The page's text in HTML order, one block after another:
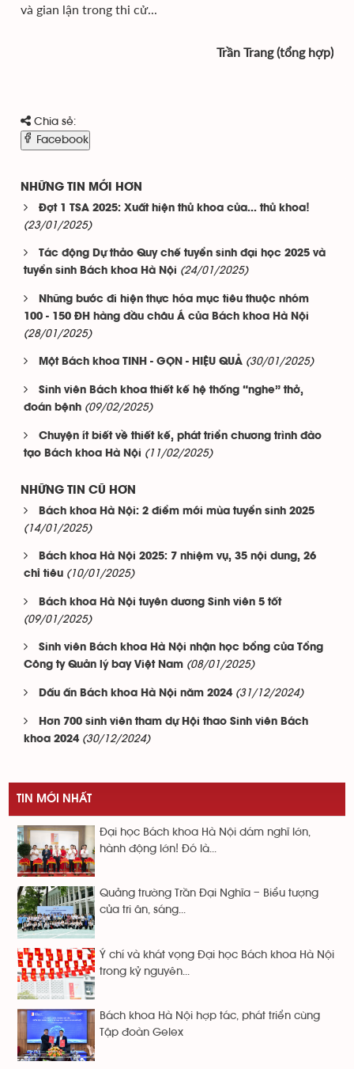
và gian lận trong thi cử...
Trần Trang (tổng hợp)
Chia sẻ:
Facebook
NHỮNG TIN MỚI HƠN
Đợt 1 TSA 2025: Xuất hiện thủ khoa của... thủ khoa!
(23/01/2025)
Tác động Dự thảo Quy chế tuyển sinh đại học 2025 và
tuyển sinh Bách khoa Hà Nội (24/01/2025)
Những bước đi hiện thực hóa mục tiêu thuộc nhóm
100 - 150 ĐH hàng đầu châu Á của Bách khoa Hà Nội
(28/01/2025)
Một Bách khoa TINH - GỌN - HIỆU QUẢ (30/01/2025)
Sinh viên Bách khoa thiết kế hệ thống “nghe” thở,
đoán bệnh (09/02/2025)
Chuyện ít biết về thiết kế, phát triển chương trình đào
tạo Bách khoa Hà Nội (11/02/2025)
NHỮNG TIN CŨ HƠN
Bách khoa Hà Nội: 2 điểm mới mùa tuyển sinh 2025
(14/01/2025)
Bách khoa Hà Nội 2025: 7 nhiệm vụ, 35 nội dung, 26
chỉ tiêu (10/01/2025)
Bách khoa Hà Nội tuyên dương Sinh viên 5 tốt
(09/01/2025)
Sinh viên Bách khoa Hà Nội nhận học bổng của Tổng
Công ty Quản lý bay Việt Nam (08/01/2025)
Dấu ấn Bách khoa Hà Nội năm 2024 (31/12/2024)
Hơn 700 sinh viên tham dự Hội thao Sinh viên Bách
khoa 2024 (30/12/2024)
TIN MỚI NHẤT
Đại học Bách khoa Hà Nội dám nghĩ lớn,
hành động lớn! Đó là...
Quảng trường Trần Đại Nghĩa – Biểu tượng
của tri ân, sáng...
Ý chí và khát vọng Đại học Bách khoa Hà Nội
trong kỷ nguyên...
Bách khoa Hà Nội hợp tác, phát triển cùng
Tập đoàn Gelex